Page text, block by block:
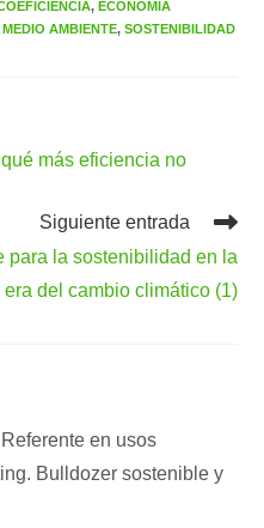
, ECONOMÍA
MEDIO AMBIENTE, SOSTENIBILIDAD
más eficiencia no
Siguiente entrada
para la sostenibilidad en la
era del cambio climático (1)
en usos
Bulldozer sostenible y